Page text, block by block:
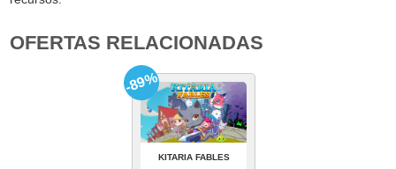
OFERTAS RELACIONADAS
KITARIA FABLES
-89%